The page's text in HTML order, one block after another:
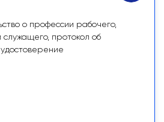
о профессии рабочего,
служащего, протокол об